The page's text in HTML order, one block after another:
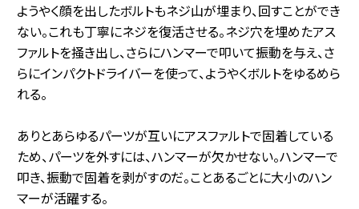
ようやく顔を出したボルトもネジ山が埋まり、回すことができ
ない。これも丁寧にネジを復活させる。ネジ穴を埋めたアス
ファルトを掻き出し、さらにハンマーで叩いて振動を与え、さ
らにインパクトドライバーを使って、ようやくボルトをゆるめら
れる。
ありとあらゆるパーツが互いにアスファルトで固着している
ため、パーツを外すには、ハンマーが欠かせない。ハンマーで
叩き、振動で固着を剥がすのだ。ことあるごとに大小のハン
マーが活躍する。